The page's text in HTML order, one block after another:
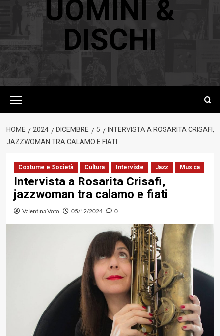
UOMINI &
DISCHI
principale
HOME 2024 DICEMBRE 5
INTERVISTA A ROSARITA CRISAFI,
JAZZWOMAN TRA CALAMO E FIATI
Costume e Società Cultura Interviste Jazz Musica
Intervista a Rosarita Crisafi,
jazzwoman tra calamo e fiati
Valentina Voto 05/12/2024 0